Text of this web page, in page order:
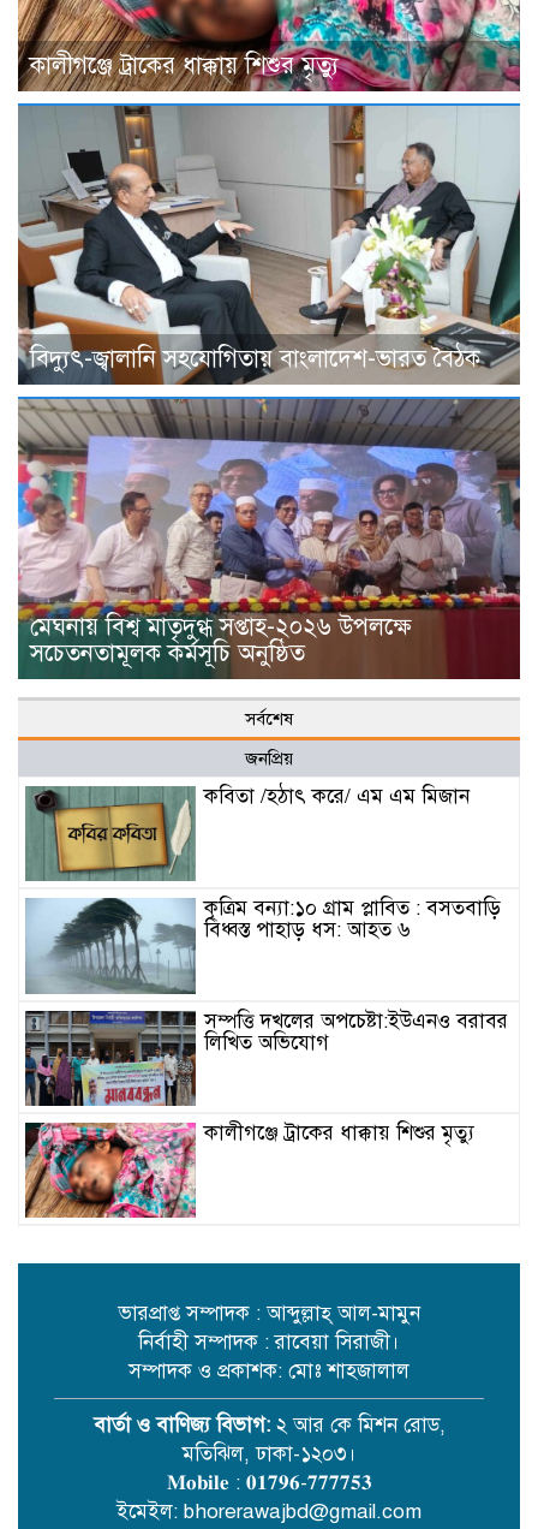
কালীগঞ্জে ট্রাকের ধাক্কায় শিশুর মৃত্যু
বিদ্যুৎ-জ্বালানি সহযোগিতায় বাংলাদেশ-ভারত বৈঠক
মেঘনায় বিশ্ব মাতৃদুগ্ধ সপ্তাহ-২০২৬ উপলক্ষে
সচেতনতামূলক কর্মসূচি অনুষ্ঠিত
সর্বশেষ
জনপ্রিয়
কবিতা /হঠাৎ করে/ এম এম মিজান
কৃত্রিম বন্যা:১০ গ্রাম প্লাবিত : বসতবাড়ি
বিধ্বস্ত পাহাড় ধস: আহত ৬
সম্পত্তি দখলের অপচেষ্টা:ইউএনও বরাবর
লিখিত অভিযোগ
কালীগঞ্জে ট্রাকের ধাক্কায় শিশুর মৃত্যু
ভারত বৈঠক
মেঘনায় বিশ্ব মাতৃদুগ্ধ সপ্তাহ-২০২৬
উপলক্ষে সচেতনতামূলক কর্মসূচি অনুষ্ঠিত
আইএবিডির সঙ্গে ভারতীয় হাই
কমিশনারের মতবিনিময়
ভারপ্রাপ্ত সম্পাদক : আব্দুল্লাহ্ আল-মামুন
নির্বাহী সম্পাদক : রাবেয়া সিরাজী।
সম্পাদক ও প্রকাশক: মোঃ শাহজালাল
বার্তা ও বাণিজ্য বিভাগ: ২ আর কে মিশন রোড,
মতিঝিল, ঢাকা-১২০৩।
𝐌𝐨𝐛𝐢𝐥𝐞 : 𝟎𝟏𝟕𝟗𝟔-𝟕𝟕𝟕𝟕𝟓𝟑
ইমেইল: bhorerawajbd@gmail.com